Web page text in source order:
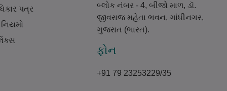
પત્ર
બ્લોક નંબર - 4, બીજો માળ, ડૉ.
જીવરાજ મહેતા ભવન, ગાંધીનગર,
ગુજરાત (ભારત).
ફોન
+91 79 23253229/35